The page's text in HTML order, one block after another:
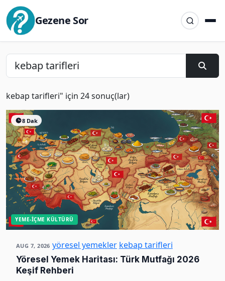
Gezene Sor
kebap tarifleri" için 24 sonuç(lar)
8 Dak
YEME-İÇME KÜLTÜRÜ
AUG 7, 2026 yöresel yemekler kebap tarifleri
Yöresel Yemek Haritası: Türk Mutfağı 2026
Keşif Rehberi